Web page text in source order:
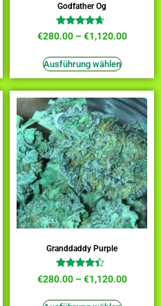
Godfather Og
Bewertet
von 5
€280.00–€1,120.00
Ausführung wählen
Granddaddy Purple
Bewertet
mit
von 5
€280.00–€1,120.00